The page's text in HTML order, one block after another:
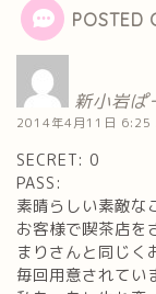
POSTED
新小岩ぱ
2014年4月11日 6:25
SECRET: 0
PASS:
素晴らしい素敵な
お客様で喫茶店を
まりさんと同じく
毎回用意されてい